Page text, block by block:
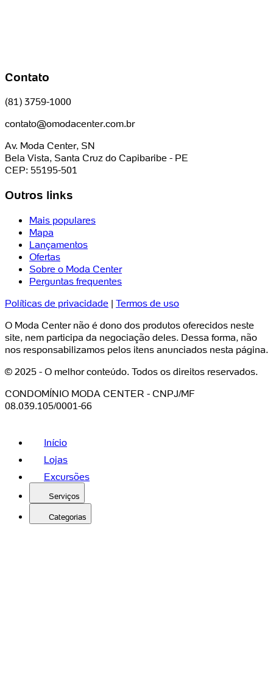
Contato
(81) 3759-1000
contato@omodacenter.com.br
Av. Moda Center, SN
Bela Vista, Santa Cruz do Capibaribe - PE
CEP: 55195-501
Outros links
Mais populares
Mapa
Lançamentos
Ofertas
Sobre o Moda Center
Perguntas frequentes
Políticas de privacidade | Termos de uso
O Moda Center não é dono dos produtos oferecidos neste
site, nem participa da negociação deles. Dessa forma, não
nos responsabilizamos pelos itens anunciados nesta página.
© 2025 - O melhor conteúdo. Todos os direitos reservados.
CONDOMÍNIO MODA CENTER - CNPJ/MF
08.039.105/0001-66
Início
Lojas
Excursões
Serviços
Categorias